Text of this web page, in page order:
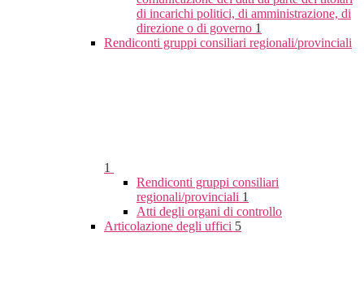
di incarichi politici, di amministrazione, di
direzione o di governo 1
Rendiconti gruppi consiliari regionali/provinciali
1
Rendiconti gruppi consiliari
regionali/provinciali 1
Atti degli organi di controllo
Articolazione degli uffici 5